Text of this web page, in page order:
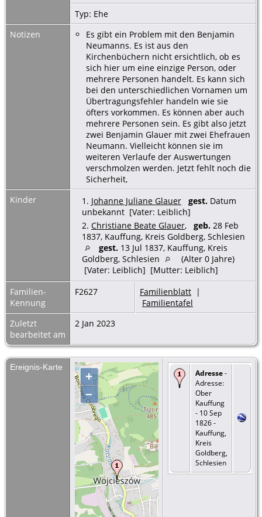
Typ: Ehe
Notizen
Es gibt ein Problem mit den Benjamin
Neumanns. Es ist aus den
Kirchenbüchern nicht ersichtlich, ob es
sich hier um eine einzige Person, oder
mehrere Personen handelt. Es kann sich
bei den unterschiedlichen Vornamen um
Übertragungsfehler handeln wie sie
öfters vorkommen. Es können aber auch
mehrere Personen sein. Es gibt also jetzt
zwei Benjamin Glauer mit zwei Ehefrauen
Neumann. Vielleicht können sie im
weiteren Verlaufe der Auswertungen
verschmolzen werden. Jetzt fehlt noch die
Sicherheit,
Kinder
1. Johanne Juliane Glauer gest. Datum
unbekannt [Vater: Leiblich]
2. Christiane Beate Glauer, geb. 28 Feb
1837, Kauffung, Kreis Goldberg, Schlesien
gest. 13 Jul 1837, Kauffung, Kreis
Goldberg, Schlesien
(Alter 0 Jahre)
[Vater: Leiblich] [Mutter: Leiblich]
Familien-
Kennung
F2627 Familienblatt |
Familientafel
Zuletzt
bearbeitet am
2 Jan 2023
Ereignis-Karte
+
–
Adresse-
Adresse:
Ober
Kauffung
- 10 Sep
1826 -
Kauffung,
Kreis
Goldberg,
Schlesien